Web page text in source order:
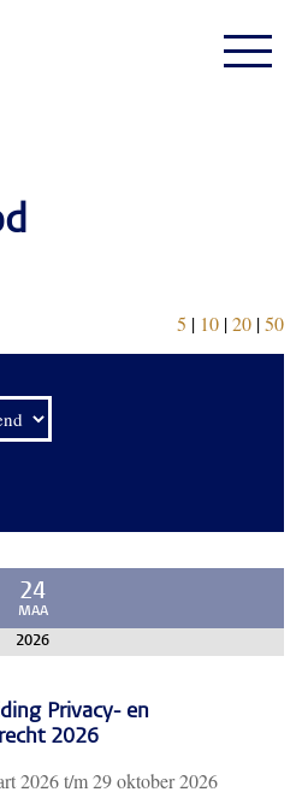
5 | 10 |20 |50
24
MAA
2026
Privacy- en
2026
2026t/m29 oktober 2026